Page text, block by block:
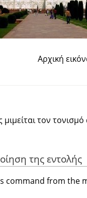
Αρχική
μιμείται τον
της εντολής
command from the